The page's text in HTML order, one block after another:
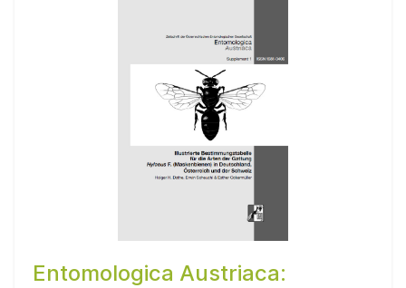
Entomologica Austriaca: